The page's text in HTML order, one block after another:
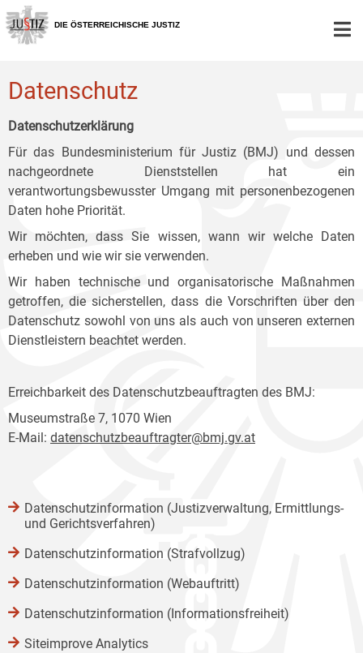
Zur
Hauptnavigation
[1]
Zum
Inhalt
[2]
Zum
Untermenü
[3]
DIE ÖSTERREICHISCHE JUSTIZ
Datenschutz
Datenschutzerklärung
Für das Bundesministerium für Justiz (BMJ) und dessen
nachgeordnete Dienststellen hat ein
verantwortungsbewusster Umgang mit personenbezogenen
Daten hohe Priorität.
Wir möchten, dass Sie wissen, wann wir welche Daten
erheben und wie wir sie verwenden.
Wir haben technische und organisatorische Maßnahmen
getroffen, die sicherstellen, dass die Vorschriften über den
Datenschutz sowohl von uns als auch von unseren externen
Dienstleistern beachtet werden.
Erreichbarkeit des Datenschutzbeauftragten des BMJ:
Museumstraße 7, 1070 Wien
E-Mail: datenschutzbeauftragter@bmj.gv.at
Datenschutzinformation (Justizverwaltung, Ermittlungs-
und Gerichtsverfahren)
Datenschutzinformation (Strafvollzug)
Datenschutzinformation (Webauftritt)
Datenschutzinformation (Informationsfreiheit)
Siteimprove Analytics